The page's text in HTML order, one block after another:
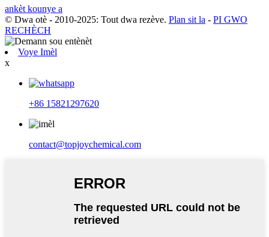
ankèt kounye a
© Dwa otè - 2010-2025: Tout dwa rezève. Plan sit la - PI GWO
RECHÈCH
Voye Imèl
x
+86 15821297620
contact@topjoychemical.com